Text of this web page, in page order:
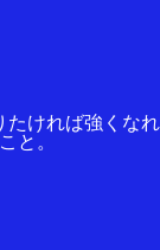
たければ強くなれ
と。